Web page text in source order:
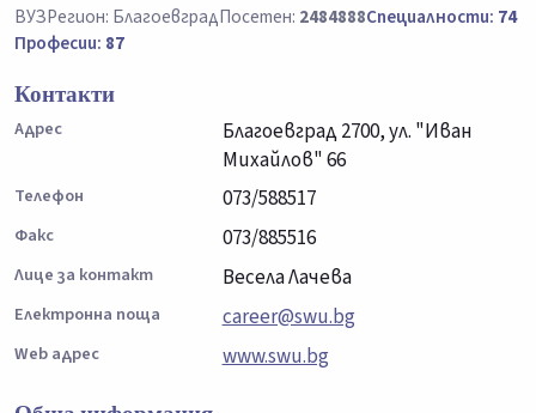
ВУЗРегион: БлагоевградПосетен: 2484888Специалности: 74
Професии: 87
Контакти
Адрес
Благоевград 2700, ул. "Иван
Михайлов" 66
Телефон 073/588517
Факс 073/885516
Лице за контакт Весела Лачева
Електронна поща career@swu.bg
Web адрес
www.swu.bg